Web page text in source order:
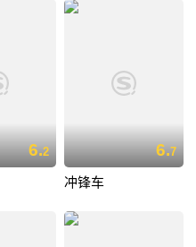
6.2 6.7
冲锋车